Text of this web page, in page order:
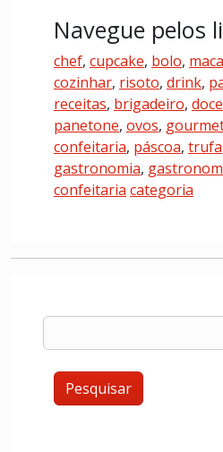
Navegue pelos
chef, cupcake, bolo,
cozinhar, risoto, drink,
receitas, brigadeiro,
panetone, ovos,
confeitaria, páscoa, trufa
gastronomia,
confeitaria categoria
Pesquisar